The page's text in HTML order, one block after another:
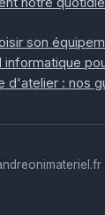
son
informatique
d'atelier : nos